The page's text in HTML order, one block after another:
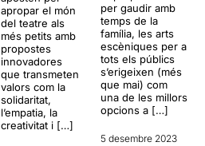
apropar el món
del teatre als
més petits amb
propostes
innovadores
que transmeten
valors com la
solidaritat,
l’empatia, la
creativitat i […]
per gaudir amb
temps de la
família, les arts
escèniques per a
tots els públics
s’erigeixen (més
que mai) com
una de les millors
opcions a […]
5 desembre 2023